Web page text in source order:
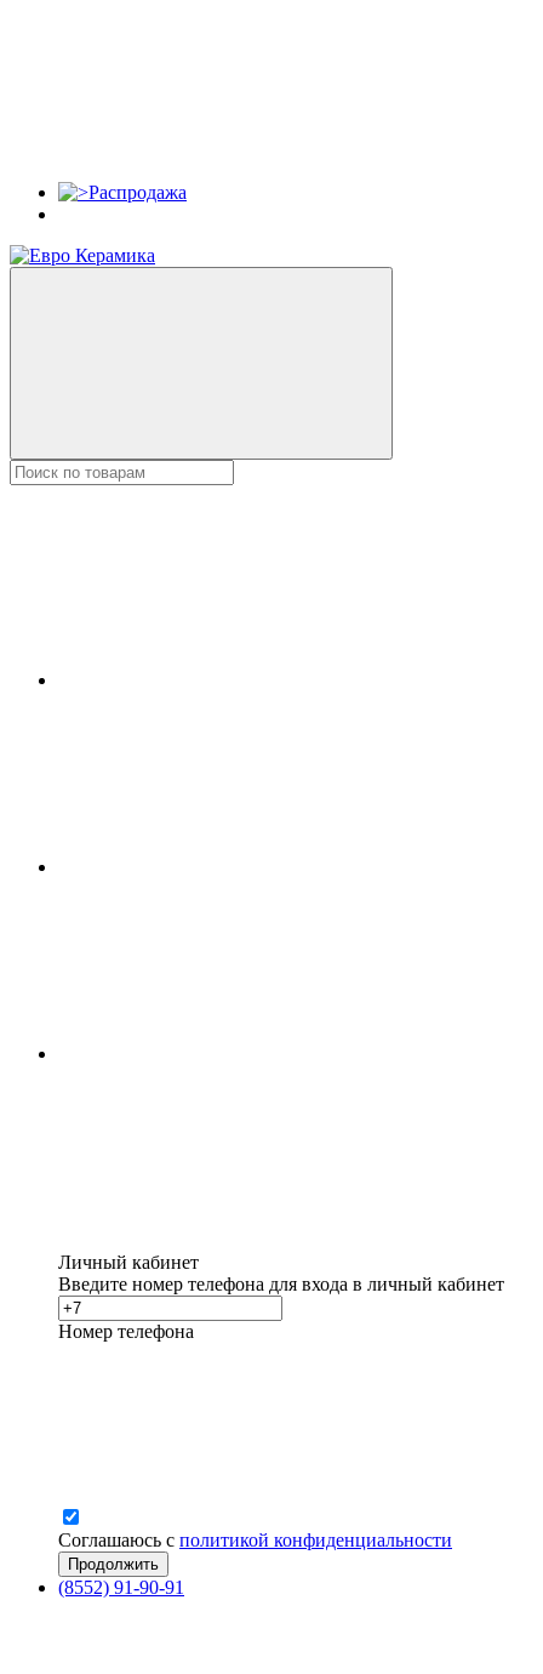
Распродажа
Личный кабинет
Введите номер телефона для входа в личный кабинет
Номер телефона
Соглашаюсь с политикой конфиденциальности
(8552) 91-90-91